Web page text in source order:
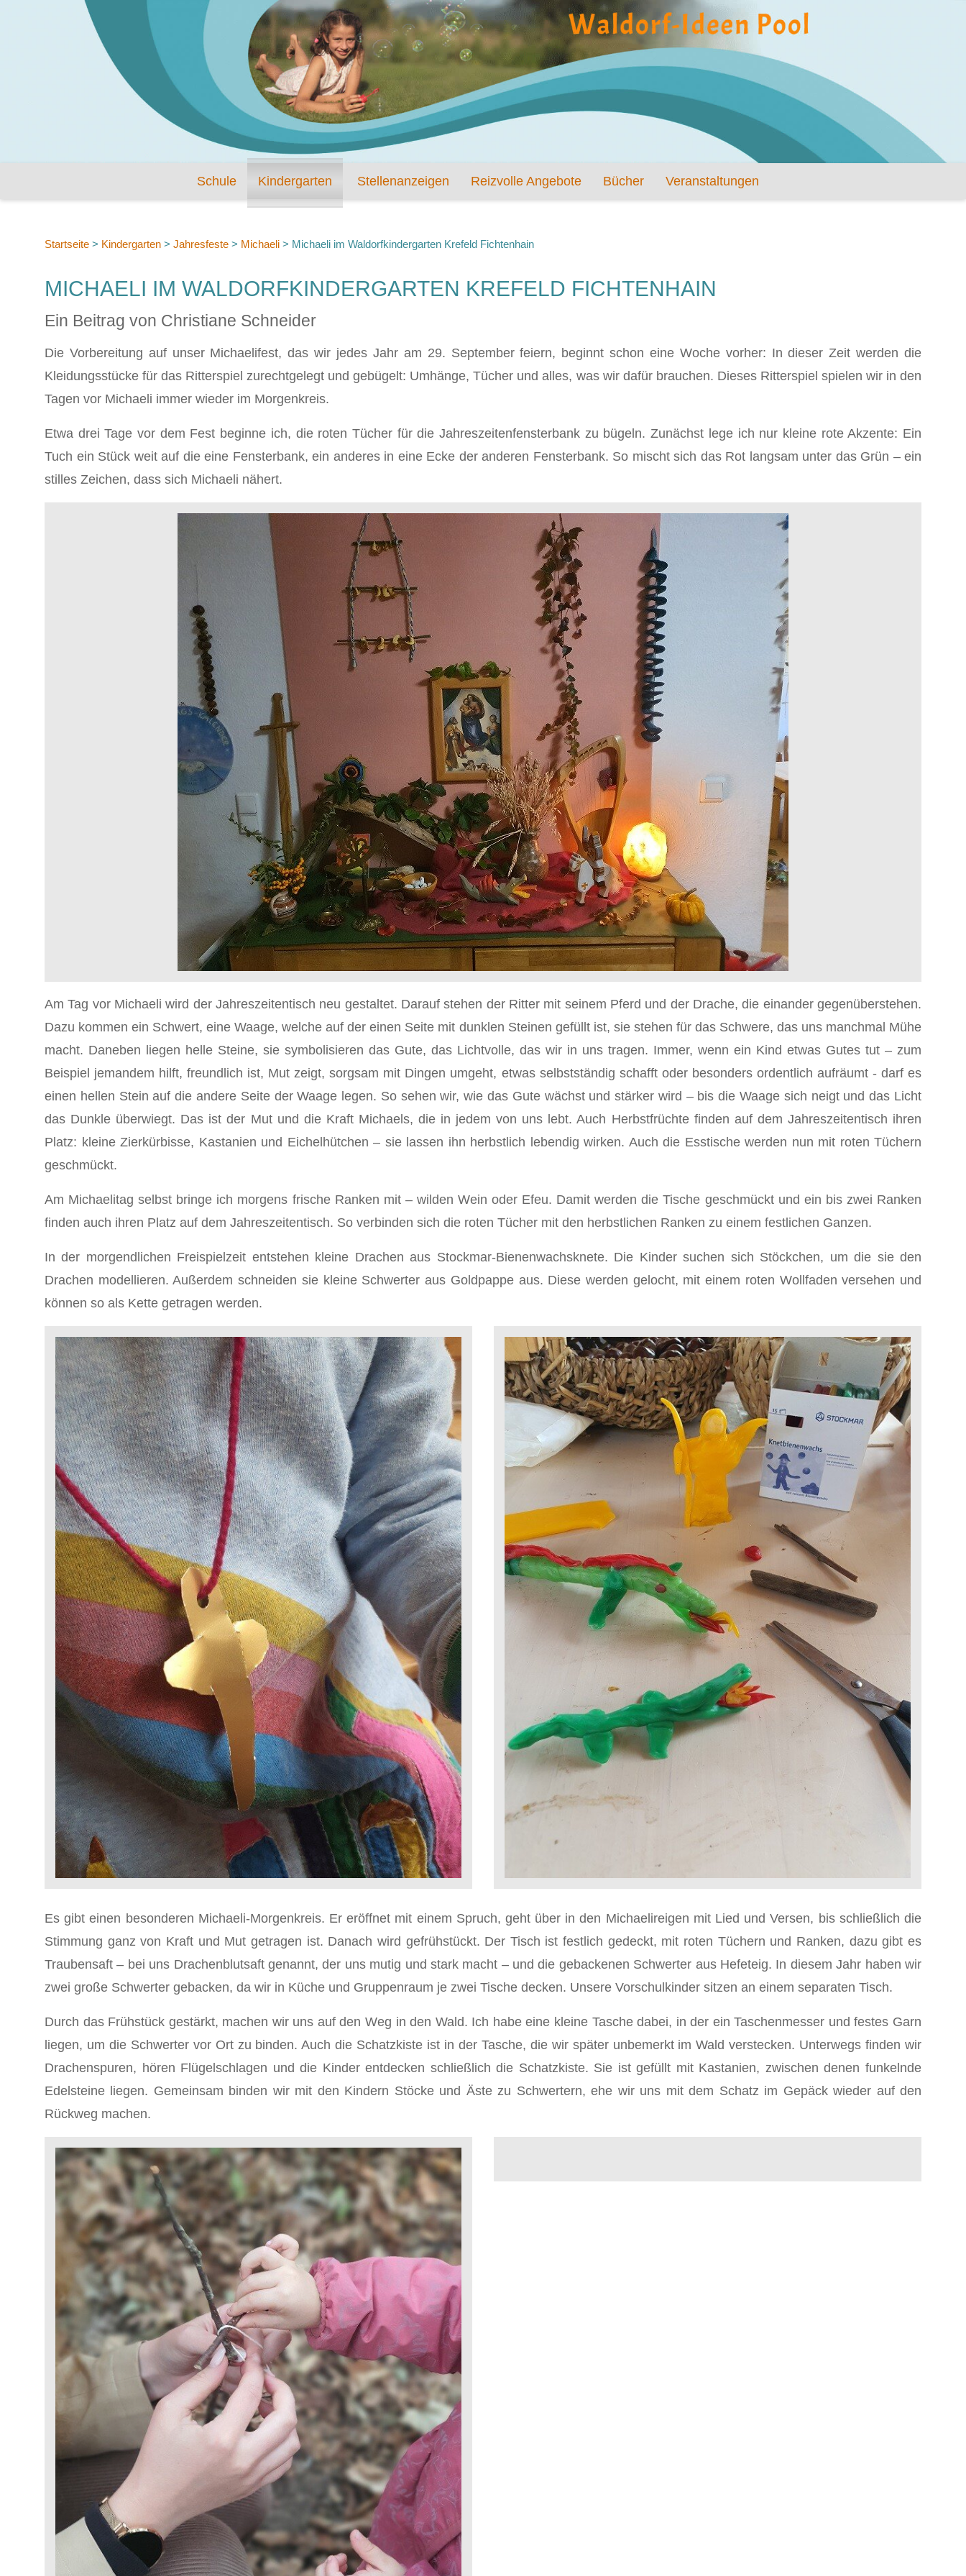
Schule Kindergarten Stellenanzeigen Reizvolle Angebote Bücher Veranstaltungen
Startseite > Kindergarten > Jahresfeste > Michaeli > Michaeli im Waldorfkindergarten Krefeld Fichtenhain
MICHAELI IM WALDORFKINDERGARTEN KREFELD FICHTENHAIN
Ein Beitrag von Christiane Schneider
Die Vorbereitung auf unser Michaelifest, das wir jedes Jahr am 29. September feiern, beginnt schon eine Woche vorher: In dieser Zeit werden die
Kleidungsstücke für das Ritterspiel zurechtgelegt und gebügelt: Umhänge, Tücher und alles, was wir dafür brauchen. Dieses Ritterspiel spielen wir in den
Tagen vor Michaeli immer wieder im Morgenkreis.
Etwa drei Tage vor dem Fest beginne ich, die roten Tücher für die Jahreszeitenfensterbank zu bügeln. Zunächst lege ich nur kleine rote Akzente: Ein
Tuch ein Stück weit auf die eine Fensterbank, ein anderes in eine Ecke der anderen Fensterbank. So mischt sich das Rot langsam unter das Grün – ein
stilles Zeichen, dass sich Michaeli nähert.
Am Tag vor Michaeli wird der Jahreszeitentisch neu gestaltet. Darauf stehen der Ritter mit seinem Pferd und der Drache, die einander gegenüberstehen.
Dazu kommen ein Schwert, eine Waage, welche auf der einen Seite mit dunklen Steinen gefüllt ist, sie stehen für das Schwere, das uns manchmal Mühe
macht. Daneben liegen helle Steine, sie symbolisieren das Gute, das Lichtvolle, das wir in uns tragen. Immer, wenn ein Kind etwas Gutes tut – zum
Beispiel jemandem hilft, freundlich ist, Mut zeigt, sorgsam mit Dingen umgeht, etwas selbstständig schafft oder besonders ordentlich aufräumt - darf es
einen hellen Stein auf die andere Seite der Waage legen. So sehen wir, wie das Gute wächst und stärker wird – bis die Waage sich neigt und das Licht
das Dunkle überwiegt. Das ist der Mut und die Kraft Michaels, die in jedem von uns lebt. Auch Herbstfrüchte finden auf dem Jahreszeitentisch ihren
Platz: kleine Zierkürbisse, Kastanien und Eichelhütchen – sie lassen ihn herbstlich lebendig wirken. Auch die Esstische werden nun mit roten Tüchern
geschmückt.
Am Michaelitag selbst bringe ich morgens frische Ranken mit – wilden Wein oder Efeu. Damit werden die Tische geschmückt und ein bis zwei Ranken
finden auch ihren Platz auf dem Jahreszeitentisch. So verbinden sich die roten Tücher mit den herbstlichen Ranken zu einem festlichen Ganzen.
In der morgendlichen Freispielzeit entstehen kleine Drachen aus Stockmar-Bienenwachsknete. Die Kinder suchen sich Stöckchen, um die sie den
Drachen modellieren. Außerdem schneiden sie kleine Schwerter aus Goldpappe aus. Diese werden gelocht, mit einem roten Wollfaden versehen und
können so als Kette getragen werden.
Es gibt einen besonderen Michaeli-Morgenkreis. Er eröffnet mit einem Spruch, geht über in den Michaelireigen mit Lied und Versen, bis schließlich die
Stimmung ganz von Kraft und Mut getragen ist. Danach wird gefrühstückt. Der Tisch ist festlich gedeckt, mit roten Tüchern und Ranken, dazu gibt es
Traubensaft – bei uns Drachenblutsaft genannt, der uns mutig und stark macht – und die gebackenen Schwerter aus Hefeteig. In diesem Jahr haben wir
zwei große Schwerter gebacken, da wir in Küche und Gruppenraum je zwei Tische decken. Unsere Vorschulkinder sitzen an einem separaten Tisch.
Durch das Frühstück gestärkt, machen wir uns auf den Weg in den Wald. Ich habe eine kleine Tasche dabei, in der ein Taschenmesser und festes Garn
liegen, um die Schwerter vor Ort zu binden. Auch die Schatzkiste ist in der Tasche, die wir später unbemerkt im Wald verstecken. Unterwegs finden wir
Drachenspuren, hören Flügelschlagen und die Kinder entdecken schließlich die Schatzkiste. Sie ist gefüllt mit Kastanien, zwischen denen funkelnde
Edelsteine liegen. Gemeinsam binden wir mit den Kindern Stöcke und Äste zu Schwertern, ehe wir uns mit dem Schatz im Gepäck wieder auf den
Rückweg machen.